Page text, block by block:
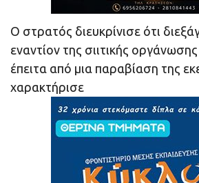
Ο στρατός διευκρίνισε ότι
εναντίον της σιιτικής
έπειτα από μια παραβίαση της
χαρακτήρισε